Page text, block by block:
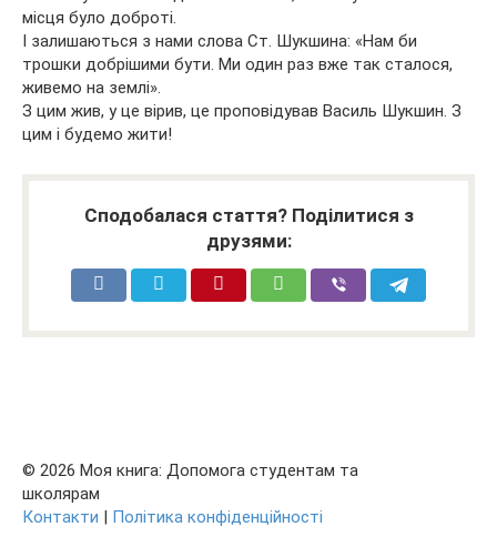
місця було доброті.
І залишаються з нами слова Ст. Шукшина: «Нам би
трошки добрішими бути. Ми один раз вже так сталося,
живемо на землі».
З цим жив, у це вірив, це проповідував Василь Шукшин. З
цим і будемо жити!
Сподобалася стаття? Поділитися з
друзями:
© 2026 Моя книга: Допомога студентам та
школярам
Контакти | Політика конфіденційності